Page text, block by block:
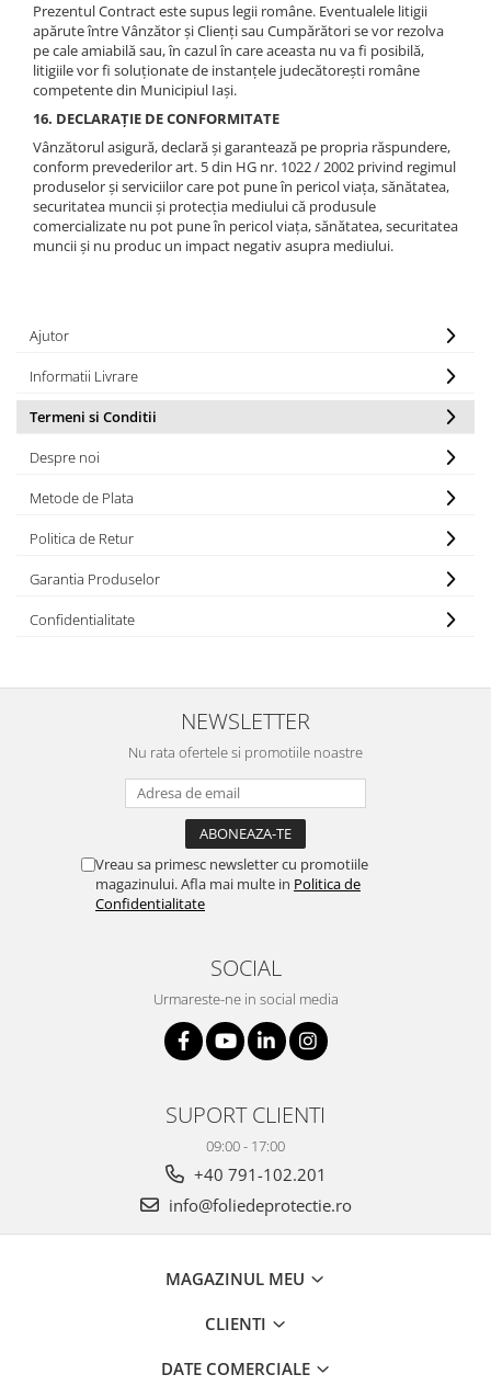
Prezentul Contract este supus legii române. Eventualele litigii
apărute între Vânzător și Clienți sau Cumpărători se vor rezolva
pe cale amiabilă sau, în cazul în care aceasta nu va fi posibilă,
litigiile vor fi soluționate de instanțele judecătorești române
competente din Municipiul Iași.
16. DECLARAȚIE DE CONFORMITATE
Vânzătorul asigură, declară și garantează pe propria răspundere,
conform prevederilor art. 5 din HG nr. 1022 / 2002 privind regimul
produselor şi serviciilor care pot pune în pericol viaţa, sănătatea,
securitatea muncii şi protecţia mediului că produsule
comercializate nu pot pune în pericol viaţa, sănătatea, securitatea
muncii și nu produc un impact negativ asupra mediului.
Ajutor
Informatii Livrare
Termeni si Conditii
Despre noi
Metode de Plata
Politica de Retur
Garantia Produselor
Confidentialitate
NEWSLETTER
Nu rata ofertele si promotiile noastre
Vreau sa primesc newsletter cu promotiile
magazinului. Afla mai multe in Politica de
Confidentialitate
SOCIAL
Urmareste-ne in social media
SUPORT CLIENTI
09:00 - 17:00
+40 791-102.201
info@foliedeprotectie.ro
MAGAZINUL MEU
CLIENTI
DATE COMERCIALE